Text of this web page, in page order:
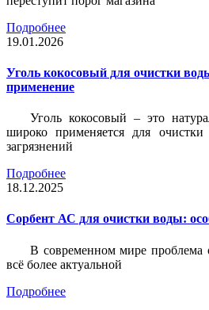
Подробнее
19.01.2026
Уголь кокосовый для очистки
применение
Уголь кокосовый – это
широко применяется для
загрязнений
Подробнее
18.12.2025
Сорбент АС для очистки воды:
В современном мире проблема
всё более актуальной
Подробнее